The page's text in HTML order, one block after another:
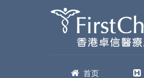
首页